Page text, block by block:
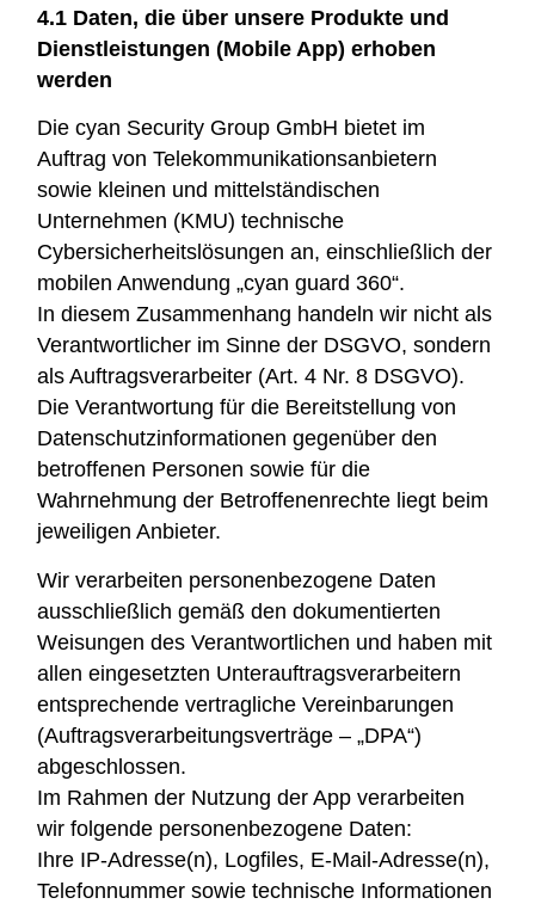
4.1 Daten, die über unsere Produkte und
Dienstleistungen (Mobile App) erhoben
werden
Die cyan Security Group GmbH bietet im
Auftrag von Telekommunikationsanbietern
sowie kleinen und mittelständischen
Unternehmen (KMU) technische
Cybersicherheitslösungen an, einschließlich der
mobilen Anwendung „cyan guard 360“.
In diesem Zusammenhang handeln wir nicht als
Verantwortlicher im Sinne der DSGVO, sondern
als Auftragsverarbeiter (Art. 4 Nr. 8 DSGVO).
Die Verantwortung für die Bereitstellung von
Datenschutzinformationen gegenüber den
betroffenen Personen sowie für die
Wahrnehmung der Betroffenenrechte liegt beim
jeweiligen Anbieter.
Wir verarbeiten personenbezogene Daten
ausschließlich gemäß den dokumentierten
Weisungen des Verantwortlichen und haben mit
allen eingesetzten Unterauftragsverarbeitern
entsprechende vertragliche Vereinbarungen
(Auftragsverarbeitungsverträge – „DPA“)
abgeschlossen.
Im Rahmen der Nutzung der App verarbeiten
wir folgende personenbezogene Daten:
Ihre IP-Adresse(n), Logfiles, E-Mail-Adresse(n),
Telefonnummer sowie technische Informationen